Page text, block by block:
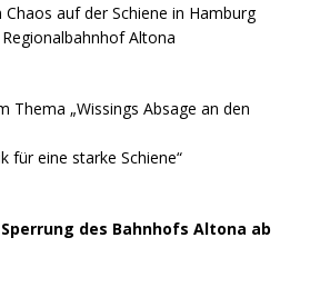
Chaos auf der Schiene in Hamburg
Altona
Thema „Wissings Absage an den
für eine starke Schiene“
des Bahnhofs Altona ab